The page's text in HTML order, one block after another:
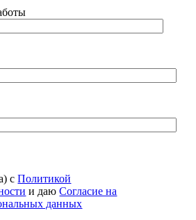
сПолитикой
и даюСогласие на
данных